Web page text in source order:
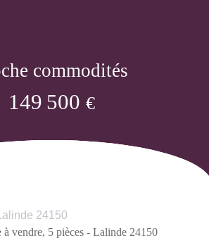
commodités
149 500 €
Lalinde 24150
vendre, 5 pièces - Lalinde 24150